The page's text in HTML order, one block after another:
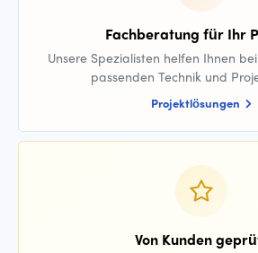
Fachberatung für Ihr
Unsere Spezialisten helfen Ihnen
passenden Technik und
Projektlösungen
Von Kunden